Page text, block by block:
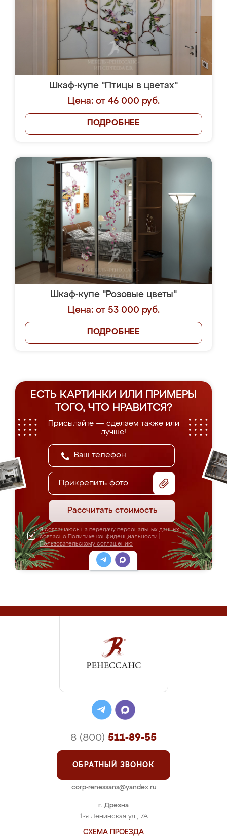
Шкаф-купе "Птицы в цветах"
Цена: от 46 000 руб.
ПОДРОБНЕЕ
Шкаф-купе "Розовые цветы"
Цена: от 53 000 руб.
ПОДРОБНЕЕ
ЕСТЬ КАРТИНКИ ИЛИ ПРИМЕРЫ
ТОГО, ЧТО НРАВИТСЯ?
Присылайте — сделаем также или
лучше!
Прикрепить фото
Рассчитать стоимость
Я соглашаюсь на передачу персональных данных
согласно Политике конфиденциальности
Пользовательскому соглашению
г. Дрезна
1-я Ленинская ул., 7А
СХЕМА ПРОЕЗДА
8 (800) 511-89-55
ОБРАТНЫЙ ЗВОНОК
corp-renessans@yandex.ru